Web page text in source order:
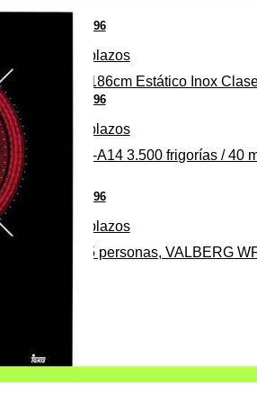
96
plazos
ideal para 4-5 personas, VALBERG
96
plazos
315 C 315L 186cm Estático Inox
96
plazos
CLIM-A14 3.500 frigorías / 40